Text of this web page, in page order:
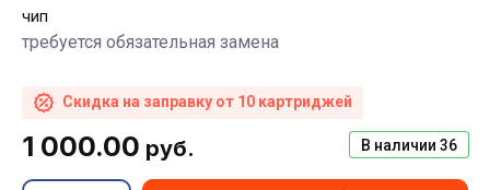
чип
требуется обязательная замена
Скидка на заправку от 10 картриджей
В наличии 36
1 000.00 руб.